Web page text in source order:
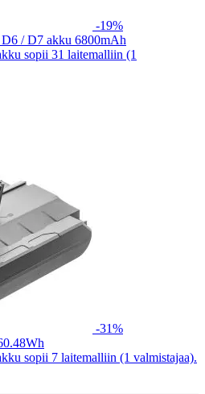
-19%
/ D7 akku 6800mAh
sopii 31 laitemalliin (1
-31%
sopii 7 laitemalliin (1 valmistajaa).